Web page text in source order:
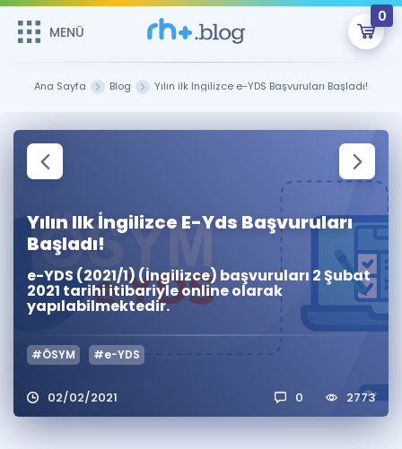
MENÜ
0
Şifremi Hatırlamıyorum
ÜYE DEĞİLİM
Sepetin Şu An Boş.
Remzi Hoca ile seni sınava hazırlayacak onlarca eğitim seni
MENÜ
Çalışma Paketleri
Katılımcı Görüşleri
Faydalı Araçlar
Ücretsiz Kaynaklar
Puan Hesaplama
İngilizce Gramer
Hakkımızda
Soru & Cevap
Ana Sayfa Blog Yılın ilk İngilizce e-YDS Başvuruları Başladı!
Yılın Ilk İngilizce E-Yds Başvuruları
Başladı!
e-YDS (2021/1) (İngilizce) başvuruları 2 Şubat
2021 tarihi itibariyle online olarak
yapılabilmektedir.
#ÖSYM #e-YDS
02/02/2021 0 2773